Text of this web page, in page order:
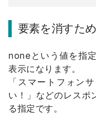
要素を消すた
noneという値を指
表示になります。
「スマートフォン
い！」などのレスポ
る指定です。